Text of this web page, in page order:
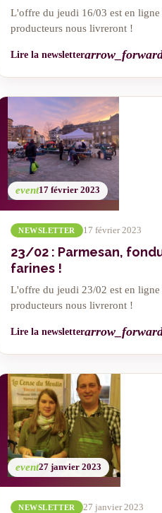
L'offre du jeudi 16/03 est en ligne
producteurs nous livreront !
Lire la newsletter
event17 février 2023
NEWSLETTER 17 février 2023
23/02 : Parmesan,
farines !
L'offre du jeudi 23/02 est en ligne
producteurs nous livreront !
Lire la newsletter
event27 janvier 2023
NEWSLETTER 27 janvier 2023